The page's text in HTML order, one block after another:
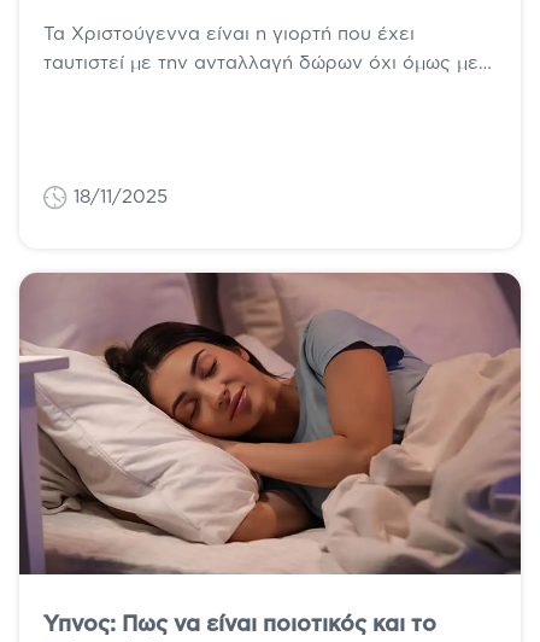
Τα Χριστούγεννα είναι η γιορτή που έχει
ταυτιστεί με την ανταλλαγή δώρων όχι όμως με
18/11/2025
Ύπνος: Πως να είναι ποιοτικός και το